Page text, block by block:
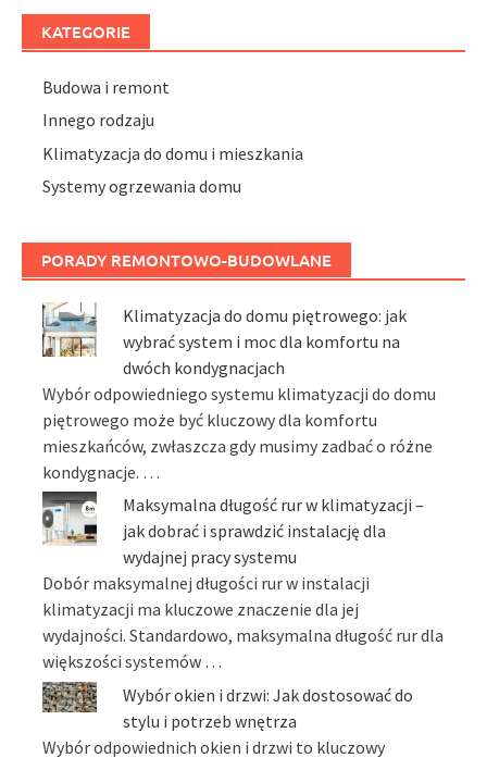
KATEGORIE
Budowa i remont
Innego rodzaju
Klimatyzacja do domu i mieszkania
Systemy ogrzewania domu
PORADY REMONTOWO-BUDOWLANE
Klimatyzacja do domu piętrowego: jak
wybrać system i moc dla komfortu na
dwóch kondygnacjach
Wybór odpowiedniego systemu klimatyzacji do domu
piętrowego może być kluczowy dla komfortu
mieszkańców, zwłaszcza gdy musimy zadbać o różne
kondygnacje. …
Maksymalna długość rur w klimatyzacji –
jak dobrać i sprawdzić instalację dla
wydajnej pracy systemu
Dobór maksymalnej długości rur w instalacji
klimatyzacji ma kluczowe znaczenie dla jej
wydajności. Standardowo, maksymalna długość rur dla
większości systemów …
Wybór okien i drzwi: Jak dostosować do
stylu i potrzeb wnętrza
Wybór odpowiednich okien i drzwi to kluczowy